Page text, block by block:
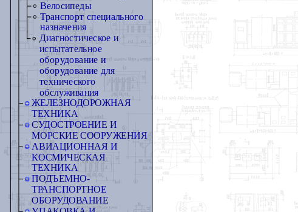
Велосипеды
Транспорт специального
назначения
Диагностическое и
испытательное
оборудование и
оборудование для
технического
обслуживания
ЖЕЛЕЗНОДОРОЖНАЯ
ТЕХНИКА
СУДОСТРОЕНИЕ И
МОРСКИЕ СООРУЖЕНИЯ
АВИАЦИОННАЯ И
КОСМИЧЕСКАЯ
ТЕХНИКА
ПОДЪЕМНО-
ТРАНСПОРТНОЕ
ОБОРУДОВАНИЕ